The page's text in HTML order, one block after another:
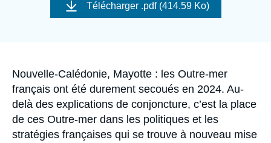
Nous soutenir
couverture
Télécharger .pdf (414.59 Ko)
Accroche
Nouvelle-Calédonie, Mayotte : les Outre-mer
français ont été durement secoués en 2024. Au-
delà des explications de conjoncture, c’est la place
de ces Outre-mer dans les politiques et les
stratégies françaises qui se trouve à nouveau mise